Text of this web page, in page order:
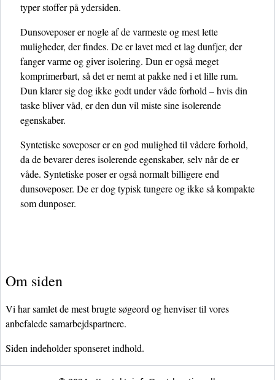
typer stoffer på ydersiden.
Dunsoveposer er nogle af de varmeste og mest lette
muligheder, der findes. De er lavet med et lag dunfjer, der
fanger varme og giver isolering. Dun er også meget
komprimerbart, så det er nemt at pakke ned i et lille rum.
Dun klarer sig dog ikke godt under våde forhold – hvis din
taske bliver våd, er den dun vil miste sine isolerende
egenskaber.
Syntetiske soveposer er en god mulighed til vådere forhold,
da de bevarer deres isolerende egenskaber, selv når de er
våde. Syntetiske poser er også normalt billigere end
dunsoveposer. De er dog typisk tungere og ikke så kompakte
som dunposer.
Om siden
Vi har samlet de mest brugte søgeord og henviser til vores
anbefalede samarbejdspartnere.
Siden indeholder sponseret indhold.